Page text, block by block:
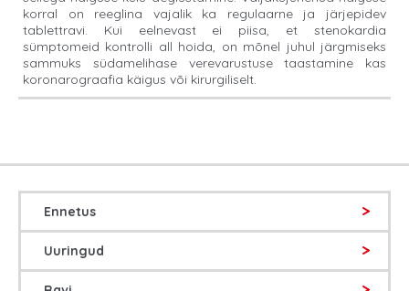
korral on reeglina vajalik ka regulaarne ja järjepidev
tablettravi. Kui eelnevast ei piisa, et stenokardia
sümptomeid kontrolli all hoida, on mõnel juhul järgmiseks
sammuks südamelihase verevarustuse taastamine kas
koronarograafia käigus või kirurgiliselt.
Ennetus
Uuringud